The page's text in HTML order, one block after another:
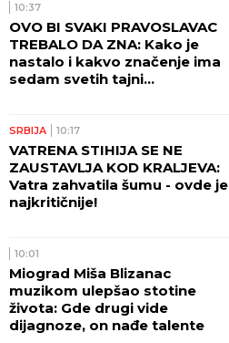
10:37
OVO BI SVAKI PRAVOSLAVAC
TREBALO DA ZNA: Kako je
nastalo i kakvo značenje ima
sedam svetih tajni
SRBIJA 10:17
VATRENA STIHIJA SE NE
ZAUSTAVLJA KOD KRALJEVA:
Vatra zahvatila šumu - ovde je
najkritičnije!
10:01
Miograd Miša Blizanac
muzikom ulepšao stotine
života: Gde drugi vide
dijagnoze, on nađe talente